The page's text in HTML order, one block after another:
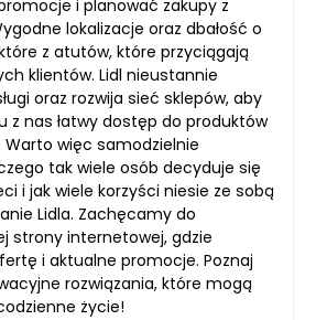
i planować zakupy z
lokalizacje oraz dbałość o
z atutów, które przyciągają
klientów. Lidl nieustannie
oraz rozwija sieć sklepów, aby
z nas łatwy dostęp do produktów
Warto więc samodzielnie
tak wiele osób decyduje się
i jak wiele korzyści niesie ze sobą
Lidla. Zachęcamy do
strony internetowej, gdzie
i aktualne promocje. Poznaj
rozwiązania, które mogą
życie!